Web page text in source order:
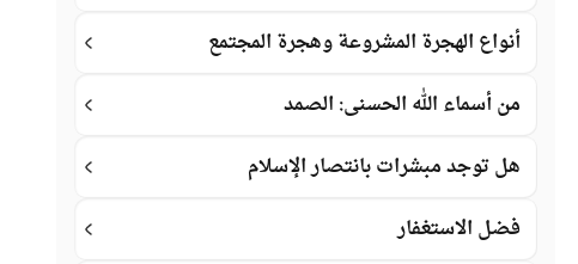
أنواع الهجرة المشروعة وهجرة المجتمع
من أسماء الله الحسنى: الصمد
هل توجد مبشرات بانتصار الإسلام
فضل الاستغفار